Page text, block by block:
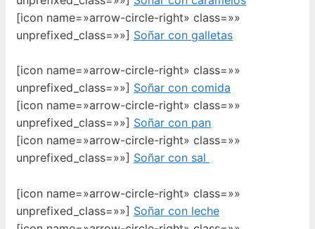
[icon name=»arrow-circle-right» class=»»
unprefixed_class=»»] Soñar con galletas
[icon name=»arrow-circle-right» class=»»
unprefixed_class=»»] Soñar con comida
[icon name=»arrow-circle-right» class=»»
unprefixed_class=»»] Soñar con pan
[icon name=»arrow-circle-right» class=»»
unprefixed_class=»»] Soñar con sal
[icon name=»arrow-circle-right» class=»»
unprefixed_class=»»] Soñar con leche